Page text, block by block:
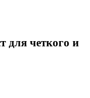
для четкого и